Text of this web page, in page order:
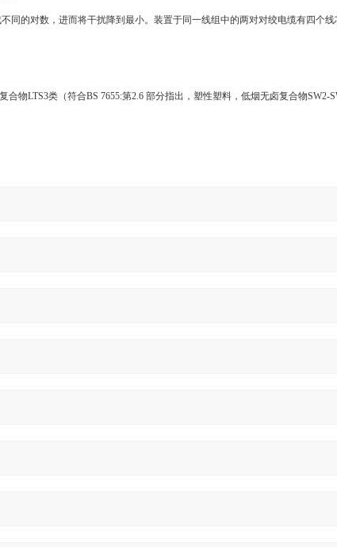
同的对数，进而将干扰降到最小。装置于同一线组中的两对对绞电缆有四个线
合物LTS3类（符合BS 7655:第2.6 部分指出，塑性塑料，低烟无卤复合物SW2-